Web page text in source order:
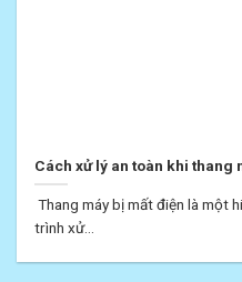
Cách xử lý an toàn khi thang
Thang máy bị mất điện là một
trình xử...